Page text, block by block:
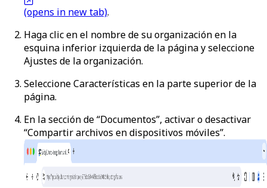
(opens in new tab).
Haga clic en el nombre de su organización en la
esquina inferior izquierda de la página y seleccione
Ajustes de la organización.
SeleccioneCaracterísticas en la parte superior de la
página.
En la sección de “Documentos”, activar o desactivar
“Compartir archivos en dispositivos móviles”.